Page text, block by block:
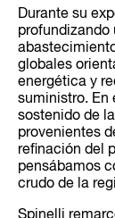
Durante su
profundizando
globales
energética y
suministro. En
sostenido de
provenientes
refinación del
pensábamos
crudo de la